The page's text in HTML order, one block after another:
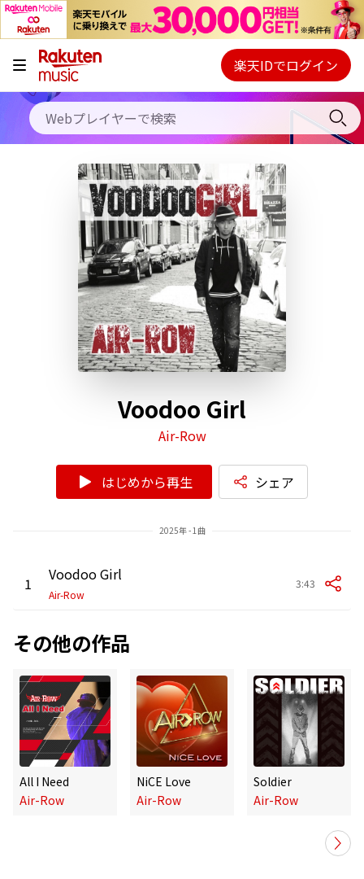
キャンペーン
料金プラン
使い方
初回30日間無料お試し
Webプレイヤー
ご契約内容の確認・変更
楽天IDでログイン
Voodoo Girl
Air-Row
はじめから再生 シェア
2025年 - 1曲
1 Voodoo Girl
Air-Row
3:43
その他の作品
All I Need
Air-Row
NiCE Love
Air-Row
Soldier
Air-Row